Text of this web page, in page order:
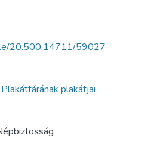
20.500.14711/59027
plakátjai